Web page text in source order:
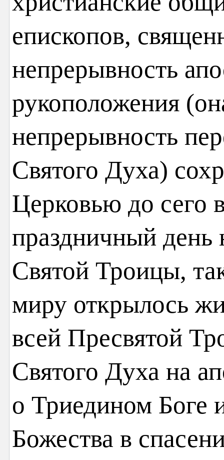
епископов,
непрерывность
рукоположения
непрерывность
Святого Духа)
Церковью до сего
праздничный день
Святой Троицы,
миру открылось
всей Пресвятой
Святого Духа на
о Триедином Боге
Божества в